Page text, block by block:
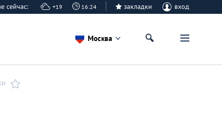
сейчас: +19 16:24 закладки вход
Москва